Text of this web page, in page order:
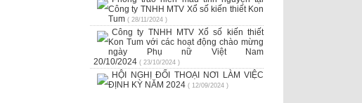
Công ty TNHH MTV Xổ số kiến thiết Kon
Tum ( 28/11/2024 )
Công ty TNHH MTV Xổ số kiến thiết
Kon Tum với các hoạt động chào mừng
ngày Phụ nữ Việt Nam
20/10/2024 ( 23/10/2024 )
HỘI NGHỊ ĐỐI THOẠI NƠI LÀM VIỆC
ĐỊNH KỲ NĂM 2024 ( 12/09/2024 )